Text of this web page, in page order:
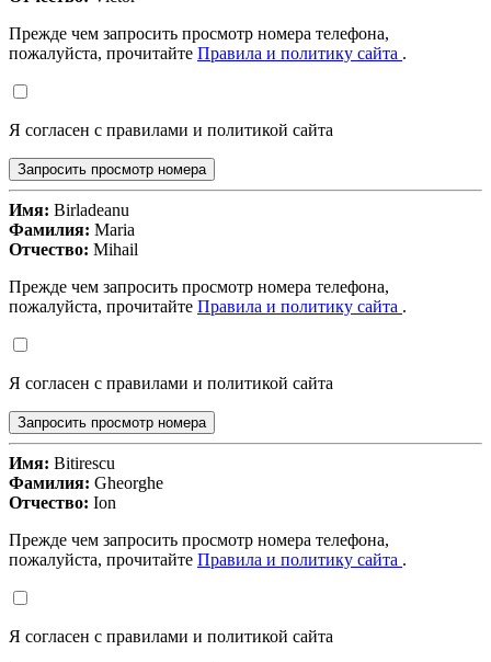
Прежде чем запросить просмотр номера телефона,
пожалуйста, прочитайте Правила и политику сайта .
Я согласен с правилами и политикой сайта
Запросить просмотр номера
Имя: Birladeanu
Фамилия: Maria
Отчество: Mihail
Прежде чем запросить просмотр номера телефона,
пожалуйста, прочитайте Правила и политику сайта .
Я согласен с правилами и политикой сайта
Запросить просмотр номера
Имя: Bitirescu
Фамилия: Gheorghe
Отчество: Ion
Прежде чем запросить просмотр номера телефона,
пожалуйста, прочитайте Правила и политику сайта .
Я согласен с правилами и политикой сайта